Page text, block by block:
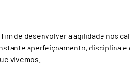
de desenvolver a agilidade nos
aperfeiçoamento, disciplina
vivemos.